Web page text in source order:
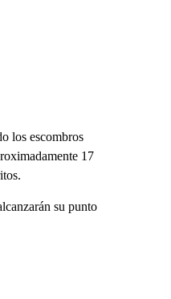
los escombros
17
su punto